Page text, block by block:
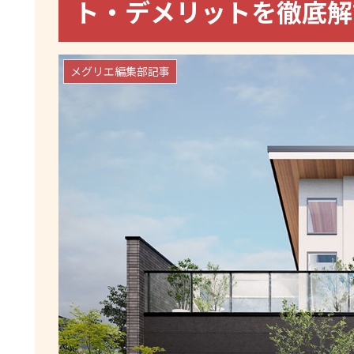
ト・デメリットを徹底
メグリエ編集部記事